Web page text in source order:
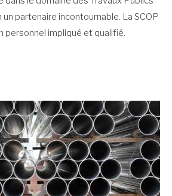
partenaire incontournable. La SCOP
personnel impliqué et qualifié.